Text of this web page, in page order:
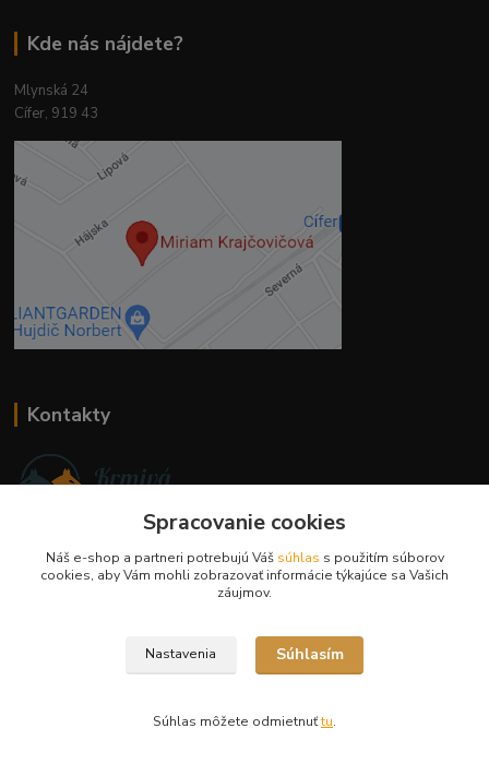
Kde nás nájdete?
Mlynská 24
Cífer, 919 43
Kontakty
+421 944 394 715
Spracovanie cookies
Náš e-shop a partneri potrebujú Váš súhlas s použitím súborov
cookies, aby Vám mohli zobrazovať informácie týkajúce sa Vašich
záujmov.
Nastavenia Súhlasím
Súhlas môžete odmietnuťtu.